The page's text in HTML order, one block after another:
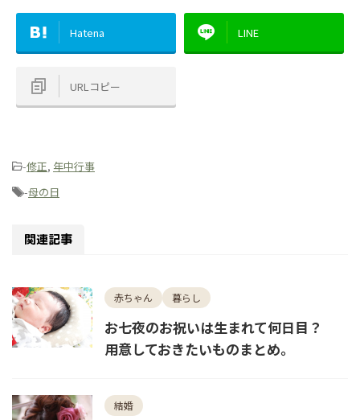
Hatena LINE
URLコピー
-修正, 年中行事
-母の日
関連記事
赤ちゃん 暮らし
お七夜のお祝いは生まれて何日目？
用意しておきたいものまとめ。
結婚